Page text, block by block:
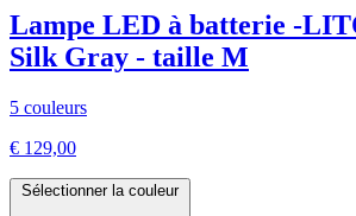
Lampe LED à batterie -
Silk Gray - taille M
5 couleurs
€ 129,00
Sélectionner la couleur